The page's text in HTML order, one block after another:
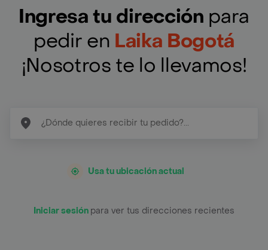
Ingresa tu dirección para
pedir en Laika Bogotá
¡Nosotros te lo llevamos!
Usa tu ubicación actual
Iniciar sesión para ver tus direcciones recientes